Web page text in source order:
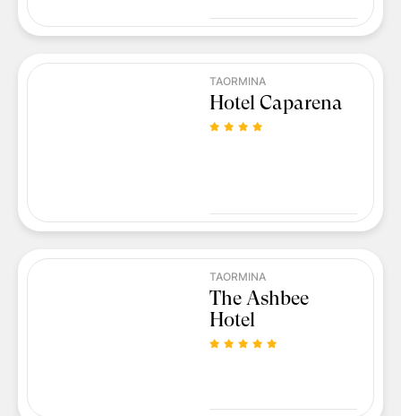
TAORMINA
Hotel Caparena
TAORMINA
The Ashbee
Hotel